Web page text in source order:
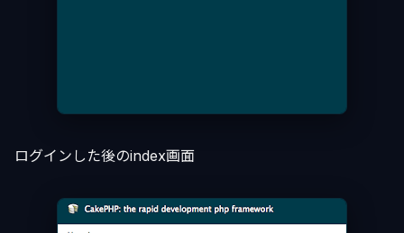
ログインした後のindex画面